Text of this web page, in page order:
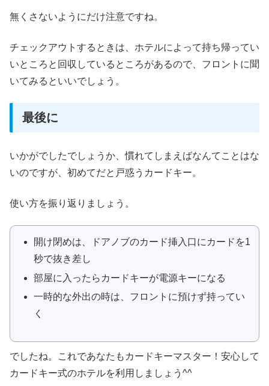
無くさないようにだけ注意ですね。
チェックアウトするときは、ホテルによって持ち帰ってい
いところと回収しているところがあるので、フロントに聞
いてみるといいでしょう。
最後に
いかがでしたでしょうか、慣れてしまえばなんてことはな
いのですが、初めてだと戸惑うカードキー。
使い方を振り返りましょう。
開け閉めは、ドアノブのカード挿入口にカードを1
秒で抜き差し
部屋に入ったらカードキーが電源キーになる
一時的な外出の時は、フロントに預けず持ってい
く
でしたね。これであなたもカードキーマスター！安心して
カードキー式のホテルを利用しましょう^^